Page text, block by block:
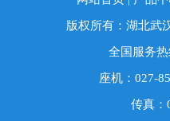
版权所有：湖北武
全国服务
座机：027-
传真：